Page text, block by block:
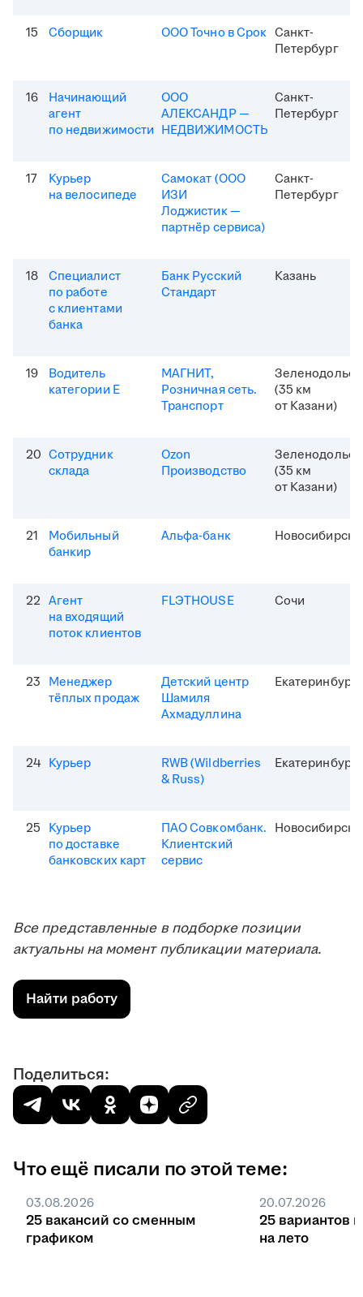
15 Сборщик ООО Точно в Срок Санкт-
Петербург
16
Начинающий
агент
по недвижимости
ООО
АЛЕКСАНДР —
НЕДВИЖИМОСТЬ
Санкт-
Петербург
17
Курьер
на велосипеде
Самокат (ООО
ИЗИ
Лоджистик —
партнёр сервиса)
Санкт-
Петербург
18
Специалист
по работе
с клиентами
банка
Банк Русский
Стандарт
Казань
19
Водитель
категории Е
МАГНИТ,
Розничная сеть.
Транспорт
Зеленодольск
(35 км
от Казани)
20 Сотрудник
склада
Ozon
Производство
Зеленодольск
(35 км
от Казани)
21
Мобильный
банкир
Альфа-банк Новосибирск
22 Агент
на входящий
поток клиентов
FLЭTHOUSE Сочи
23 Менеджер
тёплых продаж
Детский центр
Шамиля
Ахмадуллина
Екатеринбург
24 Курьер
RWB (Wildberries
& Russ)
Екатеринбург
25 Курьер
по доставке
банковских карт
ПАО Совкомбанк.
Клиентский
сервис
Новосибирск
Все представленные в подборке позиции
актуальны на момент публикации материала.
Найти работу
Поделиться:
Что ещё писали по этой теме:
03.08.2026
25 вакансий со сменным
графиком
20.07.2026
25 вариантов
на лето